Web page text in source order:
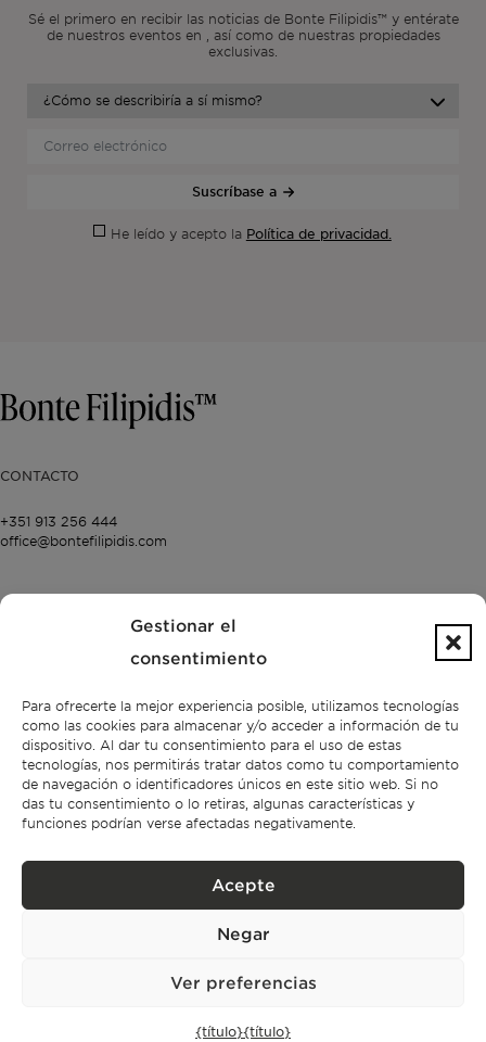
Gestionar el
consentimiento
Para ofrecerte la mejor experiencia posible, utilizamos tecnologías
como las cookies para almacenar y/o acceder a información de tu
dispositivo. Al dar tu consentimiento para el uso de estas
tecnologías, nos permitirás tratar datos como tu comportamiento
de navegación o identificadores únicos en este sitio web. Si no
das tu consentimiento o lo retiras, algunas características y
funciones podrían verse afectadas negativamente.
Acepte
Negar
Ver preferencias
{título}{título}
Sé el primero en recibir las noticias de Bonte Filipidis™ y entérate
de nuestros eventos en
, así como de nuestras propiedades
exclusivas.
Suscríbase a
He leído y acepto la Política de privacidad.
CONTACTO
+351 913 256 444
office@bontefilipidis.com
OFICINA DE LISBOA
4º Dto,
PROPIEDADES
Lisboa
Cascais
Ibiza
SUSCRÍBASE A NUESTRO BOLETÍN
Política de privacidad.